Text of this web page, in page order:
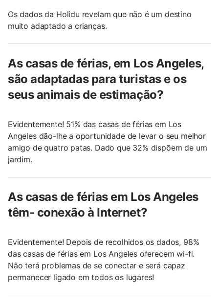
Os dados da Holidu revelam que não é um destino
muito adaptado a crianças.
As casas de férias, em Los Angeles,
são adaptadas para turistas e os
seus animais de estimação?
Evidentemente! 51% das casas de férias em Los
Angeles dão-lhe a oportunidade de levar o seu melhor
amigo de quatro patas. Dado que 32% dispõem de um
jardim.
As casas de férias em Los Angeles
têm- conexão à Internet?
Evidentemente! Depois de recolhidos os dados, 98%
das casas de férias em Los Angeles oferecem wi-fi.
Não terá problemas de se conectar e será capaz
permanecer ligado em todos os lugares!